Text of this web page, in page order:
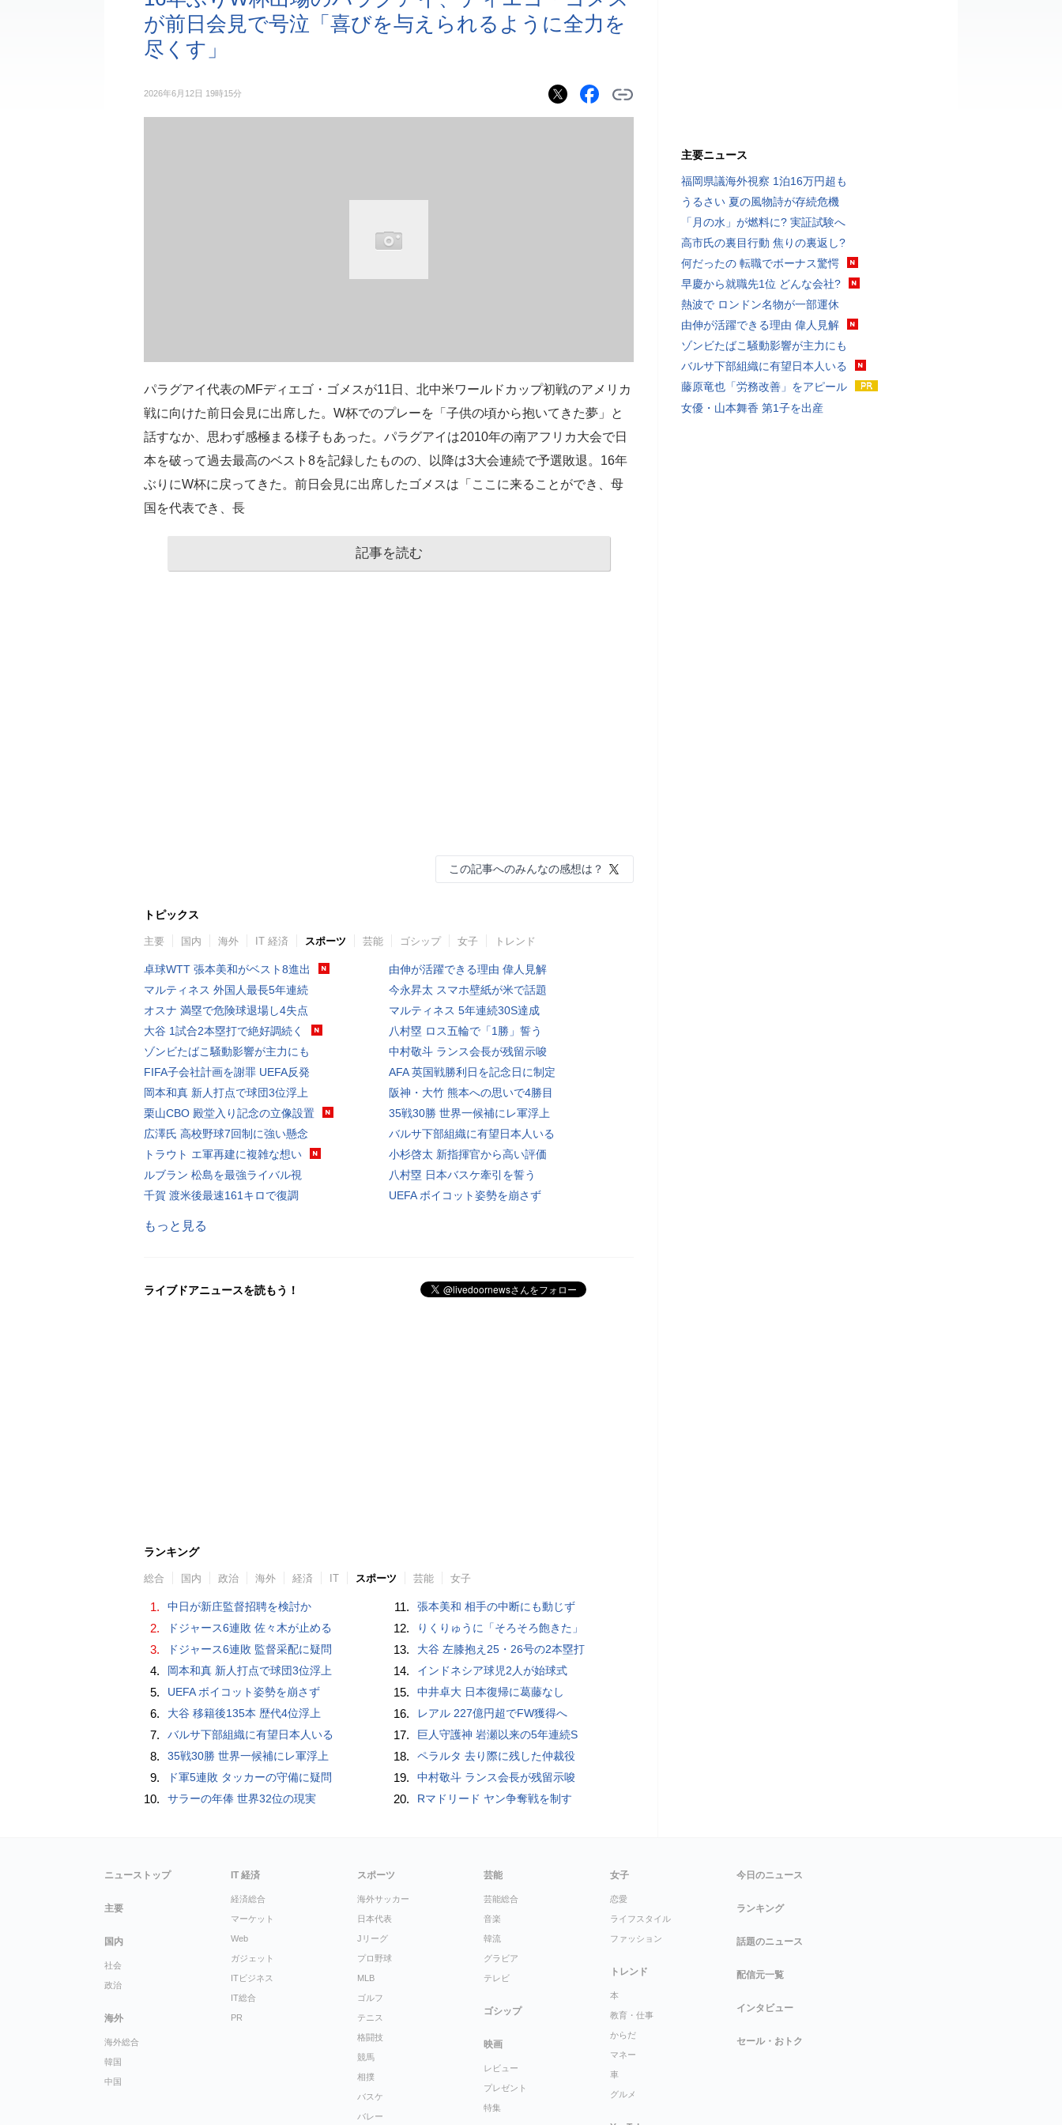
が前日会見で号泣「喜びを与えられるように全力を
尽くす」
2026年6月12日 19時15分
パラグアイ代表のMFディエゴ・ゴメスが11日、北中米ワールドカップ初戦のアメリカ
戦に向けた前日会見に出席した。W杯でのプレーを「子供の頃から抱いてきた夢」と
話すなか、思わず感極まる様子もあった。パラグアイは2010年の南アフリカ大会で日
本を破って過去最高のベスト8を記録したものの、以降は3大会連続で予選敗退。16年
ぶりにW杯に戻ってきた。前日会見に出席したゴメスは「ここに来ることができ、母
国を代表でき、長
記事を読む
この記事へのみんなの感想は？
トピックス
主要 国内 海外 IT 経済 スポーツ 芸能 ゴシップ 女子 トレンド
卓球WTT 張本美和がベスト8進出
マルティネス 外国人最長5年連続
オスナ 満塁で危険球退場し4失点
大谷 1試合2本塁打で絶好調続く
ゾンビたばこ騒動影響が主力にも
FIFA子会社計画を謝罪 UEFA反発
岡本和真 新人打点で球団3位浮上
栗山CBO 殿堂入り記念の立像設置
広澤氏 高校野球7回制に強い懸念
トラウト エ軍再建に複雑な想い
ルブラン 松島を最強ライバル視
千賀 渡米後最速161キロで復調
由伸が活躍できる理由 偉人見解
今永昇太 スマホ壁紙が米で話題
マルティネス 5年連続30S達成
八村塁 ロス五輪で「1勝」誓う
中村敬斗 ランス会長が残留示唆
AFA 英国戦勝利日を記念日に制定
阪神・大竹 熊本への思いで4勝目
35戦30勝 世界一候補にレ軍浮上
バルサ下部組織に有望日本人いる
小杉啓太 新指揮官から高い評価
八村塁 日本バスケ牽引を誓う
UEFA ボイコット姿勢を崩さず
もっと見る
ライブドアニュースを読もう！
ランキング
総合 国内 政治 海外 経済 IT スポーツ 芸能 女子
1. 中日が新庄監督招聘を検討か
2. ドジャース6連敗 佐々木が止める
3. ドジャース6連敗 監督采配に疑問
4. 岡本和真 新人打点で球団3位浮上
5. UEFA ボイコット姿勢を崩さず
6. 大谷 移籍後135本 歴代4位浮上
7. バルサ下部組織に有望日本人いる
8. 35戦30勝 世界一候補にレ軍浮上
9. ド軍5連敗 タッカーの守備に疑問
10. サラーの年俸 世界32位の現実
11. 張本美和 相手の中断にも動じず
12. りくりゅうに「そろそろ飽きた」
13. 大谷 左膝抱え25・26号の2本塁打
14. インドネシア球児2人が始球式
15. 中井卓大 日本復帰に葛藤なし
16. レアル 227億円超でFW獲得へ
17. 巨人守護神 岩瀬以来の5年連続S
18. ペラルタ 去り際に残した仲裁役
19. 中村敬斗 ランス会長が残留示唆
20. Rマドリード ヤン争奪戦を制す
主要ニュース
福岡県議海外視察 1泊16万円超も
うるさい 夏の風物詩が存続危機
「月の水」が燃料に? 実証試験へ
高市氏の裏目行動 焦りの裏返し?
何だったの 転職でボーナス驚愕
早慶から就職先1位 どんな会社?
熱波で ロンドン名物が一部運休
由伸が活躍できる理由 偉人見解
ゾンビたばこ騒動影響が主力にも
バルサ下部組織に有望日本人いる
藤原竜也「労務改善」をアピール
女優・山本舞香 第1子を出産
ニューストップ
主要
国内
社会
政治
海外
海外総合
韓国
中国
IT 経済
経済総合
マーケット
Web
ガジェット
ITビジネス
IT総合
PR
スポーツ
海外サッカー
日本代表
Jリーグ
プロ野球
MLB
ゴルフ
テニス
格闘技
競馬
相撲
バスケ
バレー
芸能
芸能総合
音楽
韓流
グラビア
テレビ
ゴシップ
映画
レビュー
プレゼント
特集
女子
恋愛
ライフスタイル
ファッション
トレンド
本
教育・仕事
からだ
マネー
車
グルメ
今日のニュース
ランキング
話題のニュース
配信元一覧
インタビュー
セール・おトク